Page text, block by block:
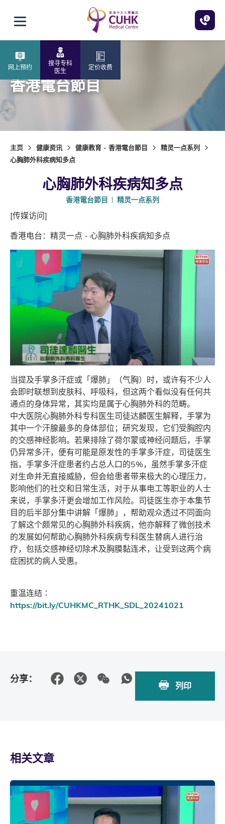
打开选单
网上预约
搜寻专科
医生
定价收费
香港電台節目
主页 健康资讯 健康教育 - 香港電台節目
精灵一点系列
心胸肺外科疾病知多点
心胸肺外科疾病知多点
香港電台節目 精灵一点系列
[传媒访问]
香港电台：精灵一点 - 心胸肺外科疾病知多点
当提及手掌多汗症或「爆肺」（气胸）时，或许有不少人
会即时联想到皮肤科、呼吸科，但这两个看似没有任何共
通点的身体异常，其实均是属于心胸肺外科的范畴。
中大医院心胸肺外科专科医生司徒达麟医生解释，手掌为
其中一个汗腺最多的身体部位；研究发现，它们受胸腔内
的交感神经影响。若果排除了荷尔蒙或神经问题后，手掌
仍异常多汗，便有可能是原发性的手掌多汗症，司徒医生
指，手掌多汗症患者约占总人口的5%，虽然手掌多汗症
对生命并无直接威胁，但会给患者带来极大的心理压力，
影响他们的社交和日常生活，对于从事电工等职业的人士
来说，手掌多汗更会增加工作风险。司徒医生亦于本集节
目的后半部分集中讲解「爆肺」，帮助观众透过不同面向
了解这个颇常见的心胸肺外科疾病，他亦解释了微创技术
的发展如何帮助心胸肺外科疾病专科医生替病人进行治
疗，包括交感神经切除术及胸膜黏连术，让受到这两个病
症困扰的病人受惠。
重温连结∶
https://bit.ly/CUHKMC_RTHK_SDL_20241021
分享：
列印
相关文章